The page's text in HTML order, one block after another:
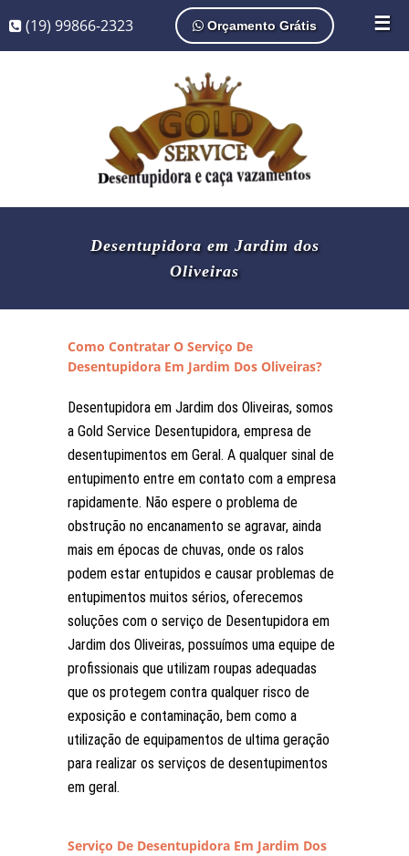
☰
(19) 99866-2323 Orçamento Grátis
Desentupidora em Jardim dos
Oliveiras
Como Contratar O Serviço De
Desentupidora Em Jardim Dos Oliveiras?
Desentupidora em Jardim dos Oliveiras, somos
a Gold Service Desentupidora, empresa de
desentupimentos em Geral. A qualquer sinal de
entupimento entre em contato com a empresa
rapidamente. Não espere o problema de
obstrução no encanamento se agravar, ainda
mais em épocas de chuvas, onde os ralos
podem estar entupidos e causar problemas de
entupimentos muitos sérios, oferecemos
soluções com o serviço de Desentupidora em
Jardim dos Oliveiras, possuímos uma equipe de
profissionais que utilizam roupas adequadas
que os protegem contra qualquer risco de
exposição e contaminação, bem como a
utilização de equipamentos de ultima geração
para realizar os serviços de desentupimentos
em geral.
Serviço De Desentupidora Em Jardim Dos